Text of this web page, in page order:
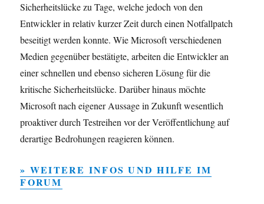
Sicherheitslücke zu Tage, welche jedoch von den
Entwickler in relativ kurzer Zeit durch einen Notfallpatch
beseitigt werden konnte. Wie Microsoft verschiedenen
Medien gegenüber bestätigte, arbeiten die Entwickler an
einer schnellen und ebenso sicheren Lösung für die
kritische Sicherheitslücke. Darüber hinaus möchte
Microsoft nach eigener Aussage in Zukunft wesentlich
proaktiver durch Testreihen vor der Veröffentlichung auf
derartige Bedrohungen reagieren können.
» WEITERE INFOS UND HILFE IM
FORUM